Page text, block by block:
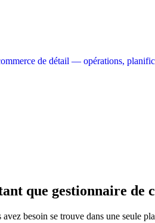
que gestionnaire de
besoin se trouve dans une seule